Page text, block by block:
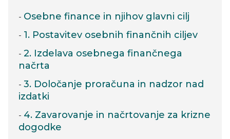
Osebne finance in njihov glavni cilj
1. Postavitev osebnih finančnih ciljev
2. Izdelava osebnega finančnega
načrta
3. Določanje proračuna in nadzor nad
izdatki
4. Zavarovanje in načrtovanje za krizne
dogodke